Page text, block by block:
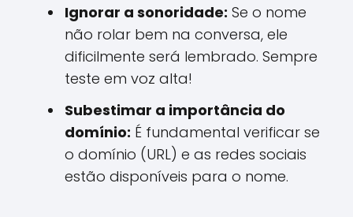
Ignorar a sonoridade: Se o nome
não rolar bem na conversa, ele
dificilmente será lembrado. Sempre
teste em voz alta!
Subestimar a importância do
domínio: É fundamental verificar se
o domínio (URL) e as redes sociais
estão disponíveis para o nome.